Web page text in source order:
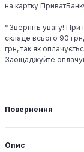
на картку
*Зверніть увагу! При
складе всього 90
грн, так як
Заощаджуйте
Повернення
Опис